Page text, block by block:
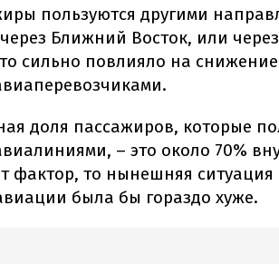
пользуются другими
Ближний Восток, или
сильно повлияло на
доля пассажиров, которые
– это около 70%
фактор, то нынешняя ситуация
была бы гораздо хуже.